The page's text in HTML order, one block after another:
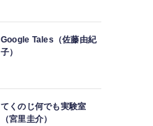
Google Tales（佐藤由紀
子）
てくのじ何でも実験室
（宮里圭介）